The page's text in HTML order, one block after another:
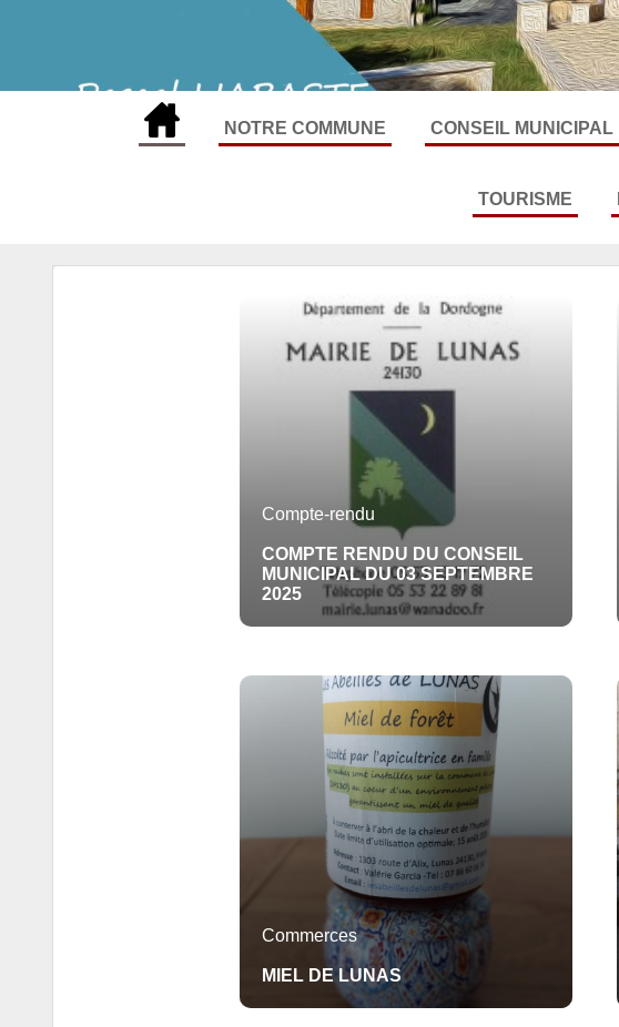
NOTRE COMMUNE
CONSEIL MUNICIPAL
Compte-rendu
Autres
TOURISME
Randonnées
Gîtes
Compte-rendu
COMPTE RENDU DU CONSEIL
MUNICIPAL DU 03 SEPTEMBRE
2025
Commerces
MIEL DE LUNAS